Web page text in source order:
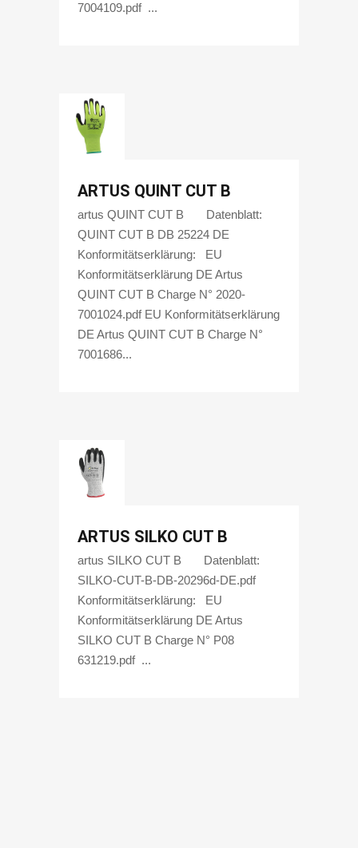
7004109.pdf ...
ARTUS QUINT CUT B
artus QUINT CUT B Datenblatt:
QUINT CUT B DB 25224 DE
Konformitätserklärung: EU
Konformitätserklärung DE Artus
QUINT CUT B Charge N° 2020-
7001024.pdf EU Konformitätserklärung
DE Artus QUINT CUT B Charge N°
7001686...
ARTUS SILKO CUT B
artus SILKO CUT B Datenblatt:
SILKO-CUT-B-DB-20296d-DE.pdf
Konformitätserklärung: EU
Konformitätserklärung DE Artus
SILKO CUT B Charge N° P08
631219.pdf ...